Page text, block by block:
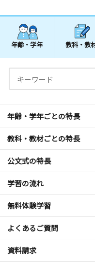
年齢・学年 教科・教
年齢・学年ごとの特長
教科・教材ごとの特長
公文式の特長
学習の流れ
無料体験学習
よくあるご質問
資料請求